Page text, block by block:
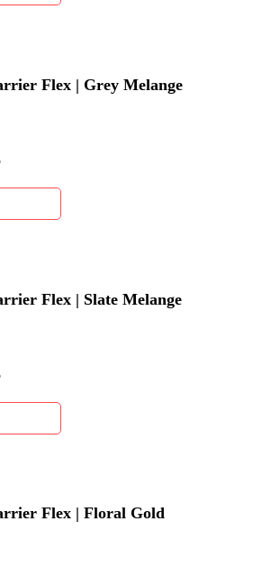
Flex | Grey Melange
Flex | Slate Melange
Flex | Floral Gold